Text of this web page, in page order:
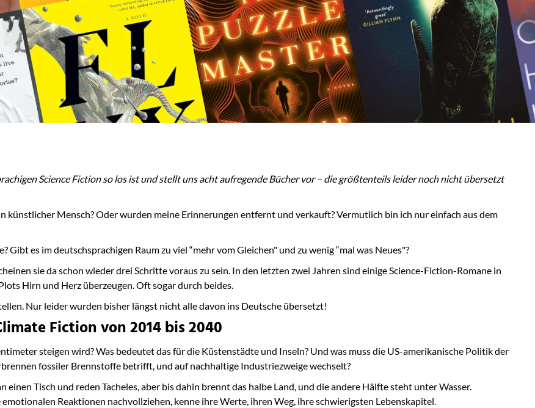
Science Fiction so los ist und stellt uns acht aufregende Bücher vor – die größtenteils leider noch nicht übersetzt
künstlicher Mensch? Oder wurden meine Erinnerungen entfernt und verkauft? Vermutlich bin ich nur einfach aus dem
Gibt es im deutschsprachigen Raum zu viel “mehr vom Gleichen" und zu wenig “mal was Neues"?
sie da schon wieder drei Schritte voraus zu sein. In den letzten zwei Jahren sind einige Science-Fiction-Romane in
Hirn und Herz überzeugen. Oft sogar durch beides.
Nur leider wurden bisher längst nicht alle davon ins Deutsche übersetzt!
Fiction von 2014 bis 2040
steigen wird? Was bedeutet das für die Küstenstädte und Inseln? Und was muss die US-amerikanische Politik der
fossiler Brennstoffe betrifft, und auf nachhaltige Industriezweige wechselt?
Tisch und reden Tacheles, aber bis dahin brennt das halbe Land, und die andere Hälfte steht unter Wasser.
Reaktionen nachvollziehen, kenne ihre Werte, ihren Weg, ihre schwierigsten Lebenskapitel.